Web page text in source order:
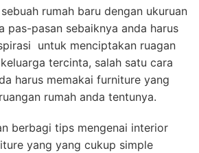
rumah baru dengan ukuruan
pas-pasan sebaiknya anda harus
untuk menciptakan ruagan
tercinta, salah satu cara
harus memakai furniture yang
rumah anda tentunya.
berbagi tips mengenai interior
yang yang cukup simple